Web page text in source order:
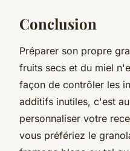
Conclusion
Préparer son propre
fruits secs et du miel
façon de contrôler les
additifs inutiles, c'est
personnaliser votre
vous préfériez le